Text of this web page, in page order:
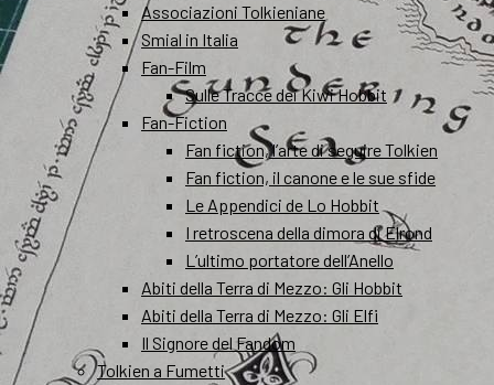
Associazioni Tolkieniane
Smial in Italia
Fan-Film
Sulle Tracce dei Kiwi Hobbit
Fan-Fiction
Fan fiction, l’arte di seguire Tolkien
Fan fiction, il canone e le sue sfide
Le Appendici de Lo Hobbit
I retroscena della dimora di Elrond
L’ultimo portatore dell’Anello
Abiti della Terra di Mezzo: Gli Hobbit
Abiti della Terra di Mezzo: Gli Elfi
Il Signore del Fandom
Tolkien a Fumetti